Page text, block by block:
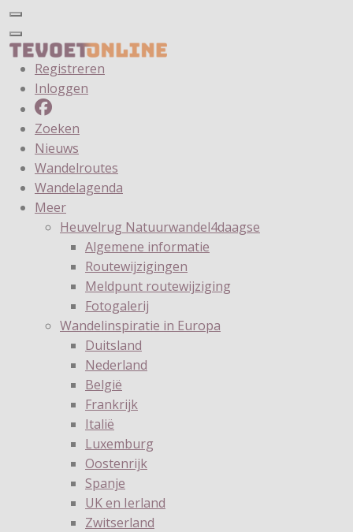
Registreren
Inloggen
Zoeken
Nieuws
Wandelroutes
Wandelagenda
Meer
Heuvelrug Natuurwandel4daagse
Algemene informatie
Routewijzigingen
Meldpunt routewijziging
Fotogalerij
Wandelinspiratie in Europa
Duitsland
Nederland
België
Frankrijk
Italië
Luxemburg
Oostenrijk
Spanje
UK en Ierland
Zwitserland